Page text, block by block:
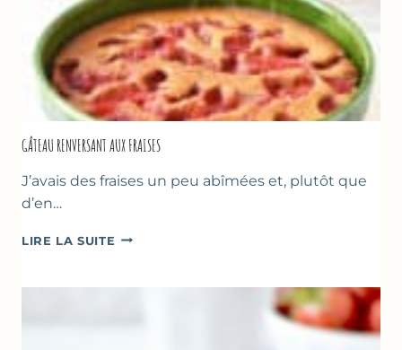
GÂTEAU RENVERSANT AUX FRAISES
J’avais des fraises un peu abîmées et, plutôt que
d’en…
LIRE LA SUITE GÂTEAU
FRAISES